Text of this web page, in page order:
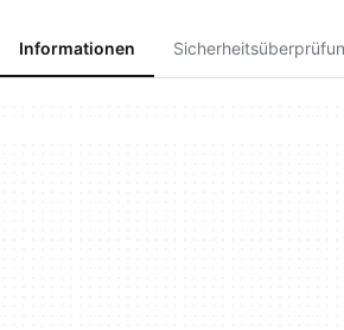
Informationen